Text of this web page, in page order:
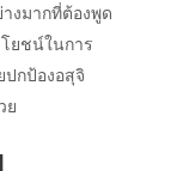
งมากที่ต้องพูด
ยชน์ในการ
กป้องอสุจิ
ย